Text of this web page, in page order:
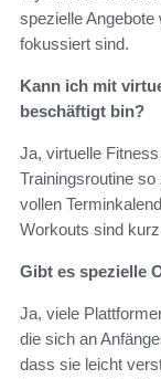
spezielle Angebote
fokussiert sind.
Kann ich mit
beschäftigt bin?
Ja, virtuelle
Trainingsroutine
vollen
Workouts sind
Gibt es spezielle
Ja, viele
die sich an
dass sie leicht